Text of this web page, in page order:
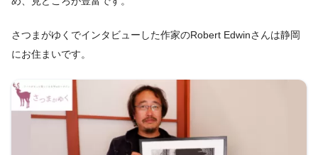
さつまがゆくでインタビューした作家のRobert Edwinさんは静岡
にお住まいです。